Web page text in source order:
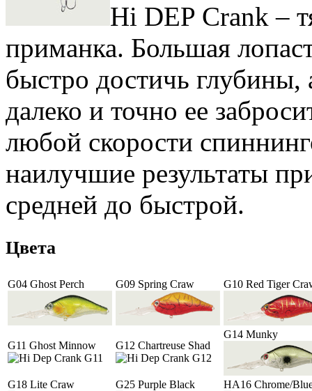
Hi DEP Crank –
приманка. Большая
быстро достичь
далеко и точно ее
любой скорости
наилучшие результаты
средней до быстрой.
Цвета
G04 Ghost Perch G09 Spring Craw G10 Red Tiger
G11 Ghost Minnow G12 Chartreuse Shad
G14 Munky
G18 Lite Craw G25 Purple Black HA16 Chrome/